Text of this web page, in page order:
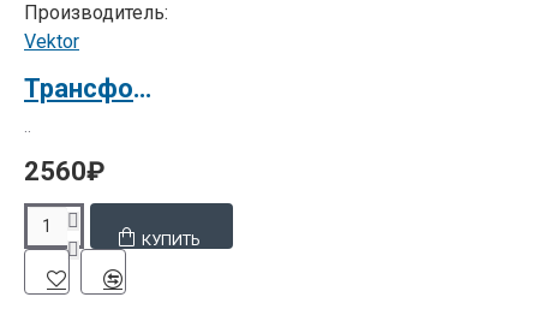
Производитель:
Vektor
Трансформатор Peach 3400-3600
2560₽
КУПИТЬ